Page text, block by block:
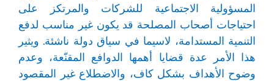
المسؤولية الاجتماعية للشركات والمرتكز على
احتياجات أصحاب المصلحة قد يكون غير مناسب لدفع
التنمية المستدامة، لاسيما في سياق دولة ناشئة. ويثير
هذا الأمر عدة قضايا أهمها الدوافع المقنّعة، وعدم
وضوح الأهداف بشكل كاف، والاضطلاع غير المقصود